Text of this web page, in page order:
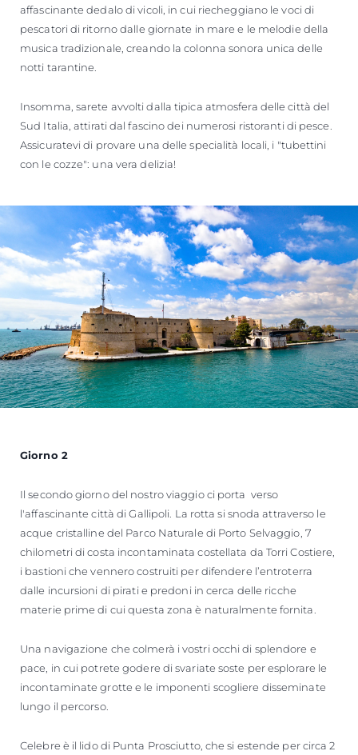
affascinante dedalo di vicoli, in cui riecheggiano le voci di
pescatori di ritorno dalle giornate in mare e le melodie della
musica tradizionale, creando la colonna sonora unica delle
notti tarantine.
Insomma, sarete avvolti dalla tipica atmosfera delle città del
Sud Italia, attirati dal fascino dei numerosi ristoranti di pesce.
Assicuratevi di provare una delle specialità locali, i "tubettini
con le cozze": una vera delizia!
Giorno 2
Il secondo giorno del nostro viaggio ci porta verso
l'affascinante città di Gallipoli. La rotta si snoda attraverso le
acque cristalline del Parco Naturale di Porto Selvaggio, 7
chilometri di costa incontaminata costellata da Torri Costiere,
i bastioni che vennero costruiti per difendere l’entroterra
dalle incursioni di pirati e predoni in cerca delle ricche
materie prime di cui questa zona è naturalmente fornita.
Una navigazione che colmerà i vostri occhi di splendore e
pace, in cui potrete godere di svariate soste per esplorare le
incontaminate grotte e le imponenti scogliere disseminate
lungo il percorso.
Celebre è il lido di Punta Prosciutto, che si estende per circa 2